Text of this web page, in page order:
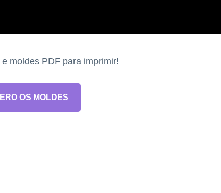
moldes PDF para imprimir!
OS MOLDES